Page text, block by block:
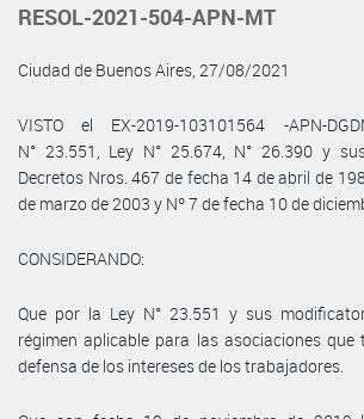
RESOL-2021-504-APN-MT
Ciudad de Buenos Aires, 27/08/2021
VISTO el EX-2019-103101564 -APN-
N° 23.551, Ley N° 25.674, N° 26.390 y
Decretos Nros. 467 de fecha 14 de abril de
de marzo de 2003 y Nº 7 de fecha 10 de
CONSIDERANDO:
Que por la Ley N° 23.551 y sus
régimen aplicable para las asociaciones
defensa de los intereses de los trabajadores.